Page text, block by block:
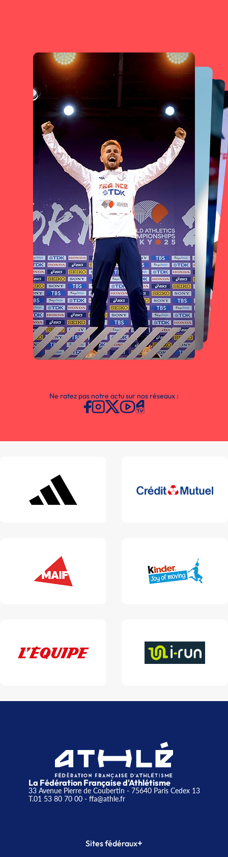
Ne ratez pas notre actu sur nos réseaux :
La Fédération Française d'Athlétisme
33 Avenue Pierre de Coubertin - 75640 Paris Cedex 13
T.01 53 80 70 00- ffa@athle.fr
Sites fédéraux+